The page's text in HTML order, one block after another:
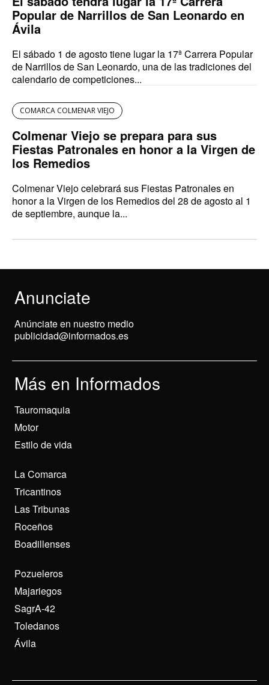
Popular de Narrillos de San Leonardo en
Ávila
El sábado 1 de agosto tiene lugar la 17ª Carrera Popular
de Narrillos de San Leonardo, una de las tradiciones del
calendario de competiciones...
COMARCA COLMENAR VIEJO
Colmenar Viejo se prepara para sus
Fiestas Patronales en honor a la Virgen de
los Remedios
Colmenar Viejo celebrará sus Fiestas Patronales en
honor a la Virgen de los Remedios del 28 de agosto al 1
de septiembre, aunque la...
Anunciate
Anúnciate en nuestro medio
publicidad@informados.es
Más en Informados
Tauromaquia
Motor
Estilo de vida
La Comarca
Tricantinos
Las Tribunas
Roceños
Boadillenses
Pozueleros
Majariegos
SagrA-42
Toledanos
Ávila